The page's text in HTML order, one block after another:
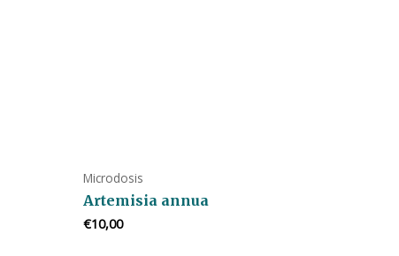
Microdosis
Artemisia annua
€10,00